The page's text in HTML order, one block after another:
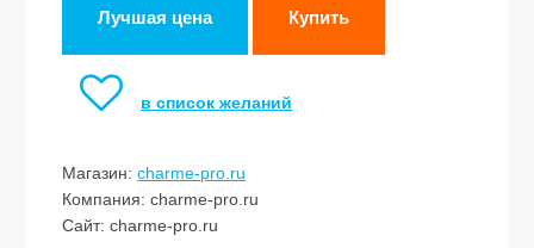
Лучшая цена Купить
в список желаний
Магазин:charme-pro.ru
Компания: charme-pro.ru
Сайт: charme-pro.ru